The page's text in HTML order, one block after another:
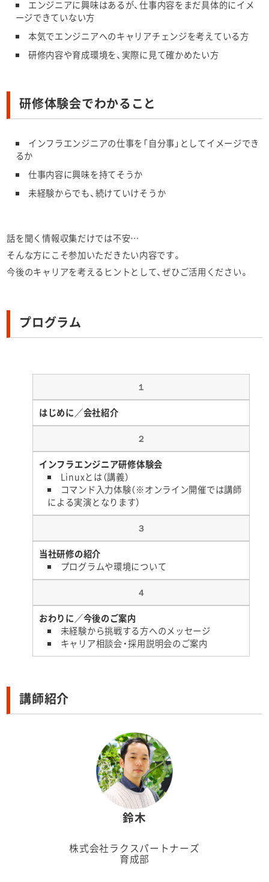
エンジニアに興味はあるが、仕事内容をまだ具体的にイメ
ージできていない方
本気でエンジニアへのキャリアチェンジを考えている方
研修内容や育成環境を、実際に見て確かめたい方
研修体験会でわかること
インフラエンジニアの仕事を「自分事」としてイメージでき
るか
仕事内容に興味を持てそうか
未経験からでも、続けていけそうか
話を聞く情報収集だけでは不安…
そんな方にこそ参加いただきたい内容です。
今後のキャリアを考えるヒントとして、ぜひご活用ください。
プログラム
１
はじめに／会社紹介
２
インフラエンジニア研修体験会
Linuxとは（講義）
コマンド入力体験（※オンライン開催では講師
による実演となります）
３
当社研修の紹介
プログラムや環境について
４
おわりに／今後のご案内
未経験から挑戦する方へのメッセージ
キャリア相談会・採用説明会のご案内
講師紹介
鈴木
株式会社ラクスパートナーズ
育成部